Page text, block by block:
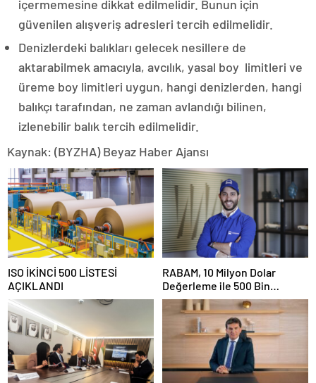
içermemesine dikkat edilmelidir. Bunun için
güvenilen alışveriş adresleri tercih edilmelidir.
Denizlerdeki balıkları gelecek nesillere de
aktarabilmek amacıyla, avcılık, yasal boy limitleri ve
üreme boy limitleri uygun, hangi denizlerden, hangi
balıkçı tarafından, ne zaman avlandığı bilinen,
izlenebilir balık tercih edilmelidir.
Kaynak: (BYZHA) Beyaz Haber Ajansı
ISO İKİNCİ 500 LİSTESİ
AÇIKLANDI
RABAM, 10 Milyon Dolar
Değerleme ile 500 Bin
Dolarlık Yatırım Aldı